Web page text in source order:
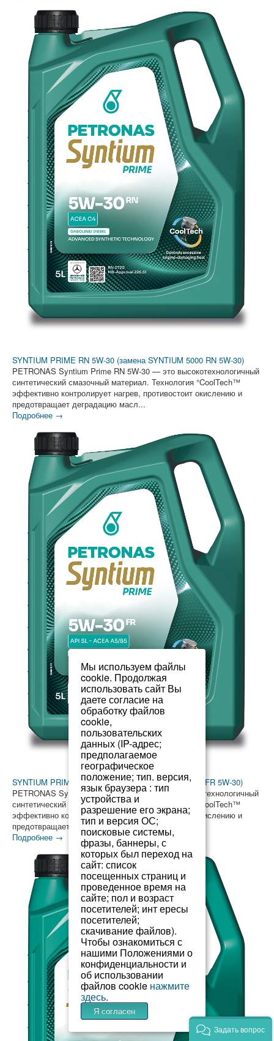
SYNTIUM PRIME RN 5W-30 (замена SYNTIUM 5000 RN 5W-30)
PETRONAS Syntium Prime RN 5W-30 — это высокотехнологичный
синтетический смазочный материал. Технология °CoolTech™
эффективно контролирует нагрев, противостоит окислению и
предотвращает деградацию масл...
Подробнее →
SYNTIUM PRIME FR 5W-30 (замена SYNTIUM 3000 FR 5W-30)
PETRONAS Syntium Prime FR 5W-30 — это высокотехнологичный
синтетический смазочный материал. Технология °CoolTech™
эффективно контролирует нагрев, противостоит окислению и
предотвращает деградацию масл...
Подробнее →
Мы используем файлы
cookie. Продолжая
использовать сайт Вы
даете согласие на
обработку файлов
cookie,
пользовательских
данных (IP-адрес;
предполагаемое
географическое
положение; тип. версия,
язык браузера : тип
устройства и
разрешение его экрана;
тип и версия ОС;
поисковые системы,
фразы, баннеры, с
которых был переход на
сайт: список
посещенных страниц и
проведенное время на
сайте; пол и возраст
посетителей; инт ересы
посетителей;
скачивание файлов).
Чтобы ознакомиться с
нашими Положениями о
конфиденциальности и
об использовании
файлов cookie нажмите
здесь.
Я согласен
Задать вопрос